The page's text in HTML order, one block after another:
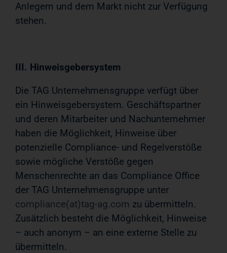
Anlegern und dem Markt nicht zur Verfügung
stehen.
III. Hinweisgebersystem
Die TAG Unternehmensgruppe verfügt über
ein Hinweisgebersystem. Geschäftspartner
und deren Mitarbeiter und Nachunternehmer
haben die Möglichkeit, Hinweise über
potenzielle Compliance- und Regelverstöße
sowie mögliche Verstöße gegen
Menschenrechte an das Compliance Office
der TAG Unternehmensgruppe unter
compliance(at)tag-ag.com zu übermitteln.
Zusätzlich besteht die Möglichkeit, Hinweise
– auch anonym – an eine externe Stelle zu
übermitteln.